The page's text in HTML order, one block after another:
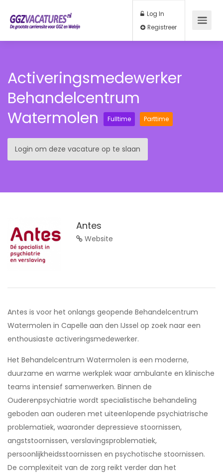
Registreer
Activeringsmedewerker
Behandelcentrum
Watermolen
Fulltime Parttime
Login om deze vacature op te slaan
Antes
Website
Antes is voor het onlangs geopende Behandelcentrum
Watermolen in Capelle aan den IJssel op zoek naar een
enthousiaste activeringsmedewerker.
Het Behandelcentrum Watermolen is een moderne,
duurzame en warme werkplek waar ambulante en klinische
teams intensief samenwerken. Binnen de
Ouderenpsychiatrie wordt specialistische behandeling
geboden aan ouderen met uiteenlopende psychiatrische
problematiek, waaronder depressieve stoornissen,
angststoornissen, verslavingsproblematiek,
persoonlijkheidsstoornissen en psychotische stoornissen.
De complexiteit van de zorg reikt verder dan het